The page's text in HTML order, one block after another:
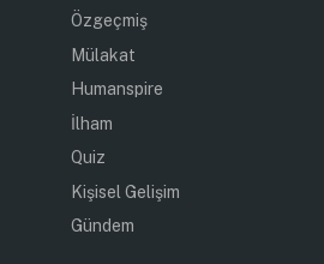
Özgeçmiş
Mülakat
Humanspire
İlham
Quiz
Kişisel Gelişim
Gündem